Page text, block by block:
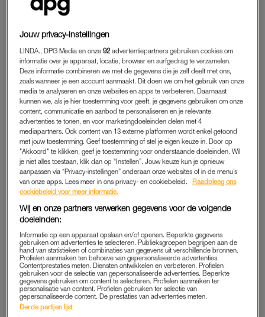
Dat meldt RTL Boulevard
MICHAEL P.
P. zou dit hebben gedaan met Admilson R., die een
levenslange gevangenisstraf uitzit voor drie roofmoorden.
Volgens het entertainmentprogramma zouden op het
gevangenisterrein ook zelfgemaakte wapens en
ontsnappingsmateriaal zijn gevonden.
OVERGEPLAATST
Een woordvoerder van de Dienst Justitiële Inrichtingen
noemt daarbij geen namen. “In de Penitentiaire Inrichting Vught
waren van voorbereiding van een ontsnappingspoging.” De
woordvoerder ontkent verder dat er wapens zijn aangetroffen.
Admilson R. is volgensRTL Boulevardovergebracht naar De
Schie in Rotterdam. Michael P. is op de zwaarder beveiligde
afdeling BPG (Beheersproblematische Gedetineerden) van de
Jouw privacy-instellingen
LINDA., DPG Media en onze92 advertentiepartners gebruiken cookies om
informatie over je apparaat, locatie, browser en surfgedrag te verzamelen.
Deze informatie combineren we met de gegevens die je zelf deelt met ons,
zoals wanneer je een account aanmaakt. Dit doen we om het gebruik van onze
media te analyseren en onze websites en apps te verbeteren. Daarnaast
kunnen we, als je hier toestemming voor geeft, je gegevens gebruiken om onze
content, communicatie en aanbod te personaliseren en je relevante
advertenties te tonen, en voor marketingdoeleinden delen met 4
mediapartners. Ook content van 13 externe platformen wordt enkel getoond
met jouw toestemming. Geef toestemming of stel je eigen keuze in. Door op
"Akkoord" te klikken, geef je toestemming voor onderstaande doeleinden. Wil
je niet alles toestaan, klik dan op “Instellen”. Jouw keuze kun je opnieuw
aanpassen via “Privacy-instellingen” onderaan onze websites of in de menu’s
van onze apps. Lees meer in ons privacy- en cookiebeleid.
Raadpleeg ons
cookiebeleid voor meer informatie.
Wij en onze partners verwerken gegevens voor de volgende
doeleinden:
Informatie op een apparaat opslaan en/of openen. Beperkte gegevens
gebruiken om advertenties te selecteren. Publieksgroepen begrijpen aan de
hand van statistieken of combinaties van gegevens uit verschillende bronnen.
Profielen aanmaken ten behoeve van gepersonaliseerde advertenties.
Contentprestaties meten. Diensten ontwikkelen en verbeteren. Profielen
gebruiken voor de selectie van gepersonaliseerde advertenties. Beperkte
gegevens gebruiken om content te selecteren. Profielen aanmaken ter
personalisatie van content. Profielen gebruiken ter selectie van
gepersonaliseerde content. De prestaties van advertenties meten.
Derde partijen lijst